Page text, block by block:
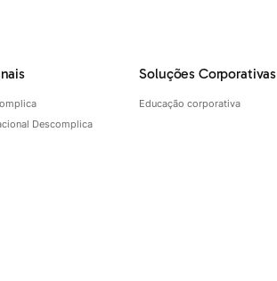
Descomplica
Soluções Corporativas
Educação corporativa